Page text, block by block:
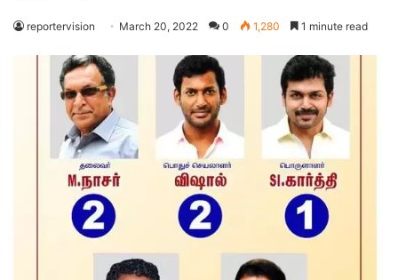
reportervision March 20, 2022 0 1,280 1 minute read